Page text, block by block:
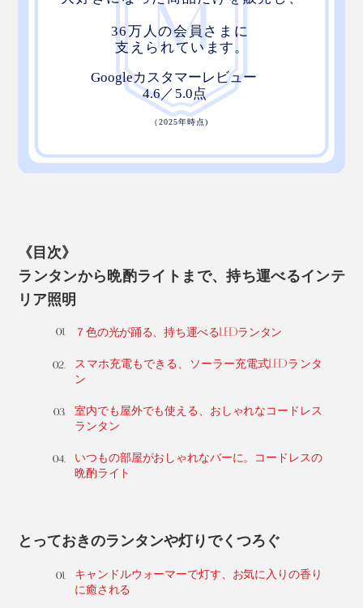
《目次》
ランタンから晩酌ライトまで、持ち運べるインテ
リア照明
７色の光が踊る、持ち運べるLEDランタン
スマホ充電もできる、ソーラー充電式LEDランタ
ン
室内でも屋外でも使える、おしゃれなコードレス
ランタン
いつもの部屋がおしゃれなバーに。コードレスの
晩酌ライト
とっておきのランタンや灯りでくつろぐ
キャンドルウォーマーで灯す、お気に入りの香り
に癒される